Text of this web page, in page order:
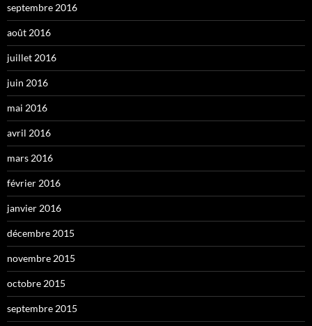
septembre 2016
août 2016
juillet 2016
juin 2016
mai 2016
avril 2016
mars 2016
février 2016
janvier 2016
décembre 2015
novembre 2015
octobre 2015
septembre 2015